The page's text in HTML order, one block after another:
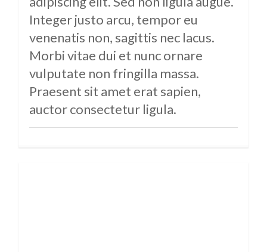
Integer justo arcu, tempor eu
venenatis non, sagittis nec lacus.
Morbi vitae dui et nunc ornare
vulputate non fringilla massa.
Praesent sit amet erat sapien,
auctor consectetur ligula.